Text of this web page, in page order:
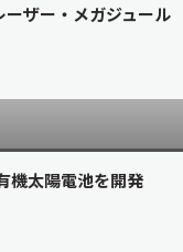
ザー・メガジュール
機太陽電池を開発